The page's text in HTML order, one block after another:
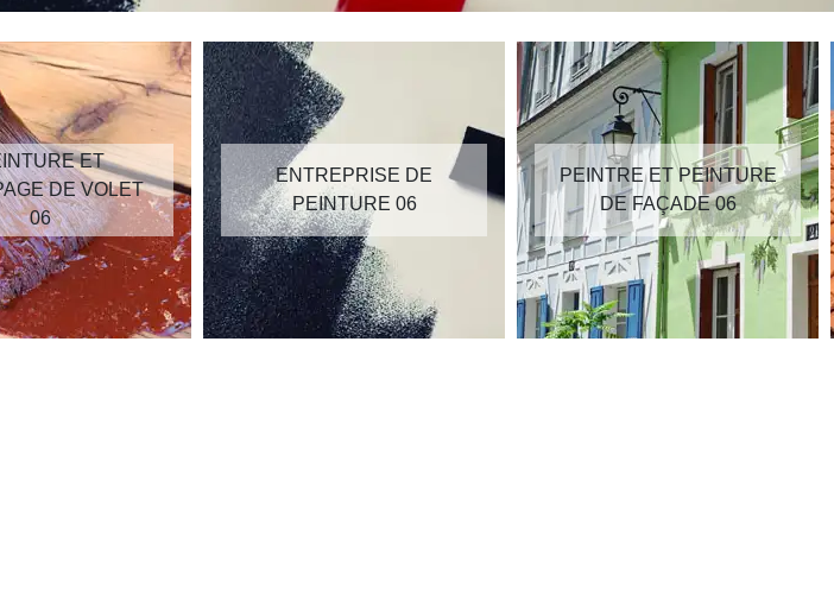
ET
DE VOLET
06
ENTREPRISE DE
PEINTURE 06
PEINTRE ET PEINTURE
DE FAÇADE 06